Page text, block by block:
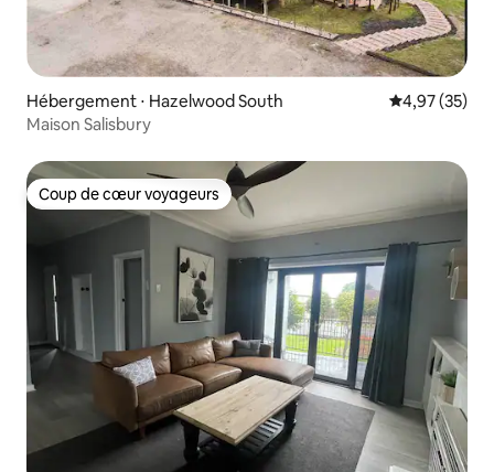
Hébergement ⋅ Hazelwood South Évaluation
4,97 (35)
Maison Salisbury
Coup de cœur voyageurs
Coup de cœur voyageurs